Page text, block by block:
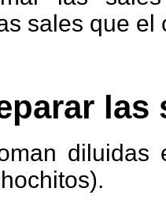
sales que el
las